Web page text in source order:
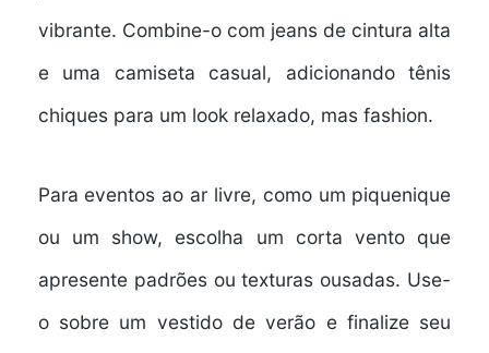
vibrante. Combine-o com jeans de cintura alta
e uma camiseta casual, adicionando tênis
chiques para um look relaxado, mas fashion.
Para eventos ao ar livre, como um piquenique
ou um show, escolha um corta vento que
apresente padrões ou texturas ousadas. Use-
o sobre um vestido de verão e finalize seu